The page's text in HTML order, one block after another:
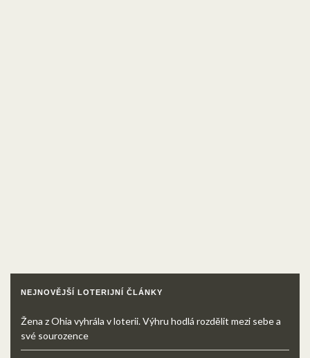
NEJNOVĚJŠÍ LOTERIJNÍ ČLÁNKY
Žena z Ohia vyhrála v loterii. Výhru hodlá rozdělit mezi sebe a
své sourozence